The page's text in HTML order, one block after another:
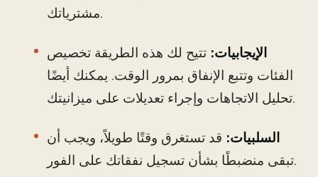
مشترياتك.
الإيجابيات: تتيح لك هذه الطريقة تخصيص
الفئات وتتبع الإنفاق بمرور الوقت. يمكنك أيضًا
تحليل الاتجاهات وإجراء تعديلات على ميزانيتك.
السلبيات: قد تستغرق وقتًا طويلاً، ويجب أن
تبقى منضبطًا بشأن تسجيل نفقاتك على الفور.